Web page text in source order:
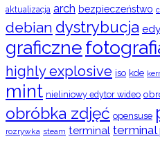
aktualizacja arch bezpieczeństwo
debian dystrybucja
graficzne
highly explosive iso kde
mint nieliniowy edytor wideo
obróbka zdjęć opensuse
rozrywka steam terminal terminal